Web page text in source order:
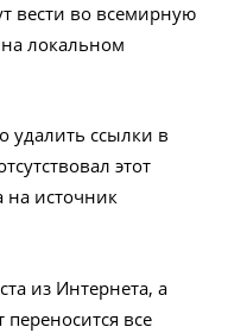
вести во всемирную
на локальном
удалить ссылки в
этот
на источник
из Интернета, а
переносится все